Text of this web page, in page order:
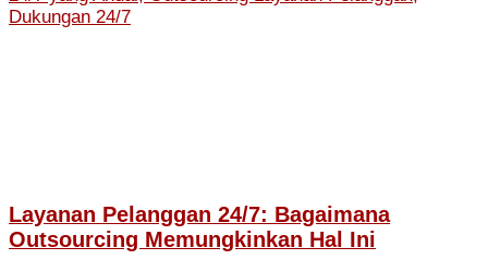
Layanan Pelanggan 24/7: Bagaimana
Outsourcing Memungkinkan Hal Ini